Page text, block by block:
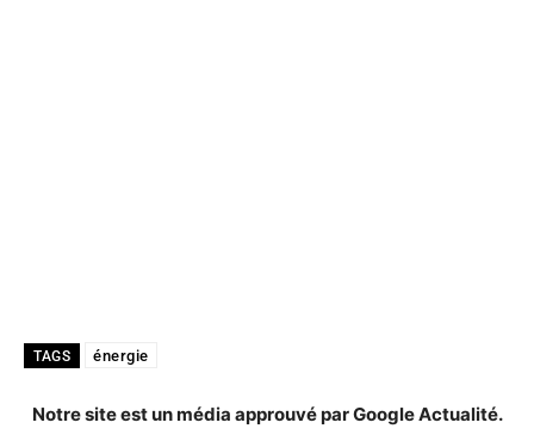
TAGS énergie
Notre site est un média approuvé par Google Actualité.